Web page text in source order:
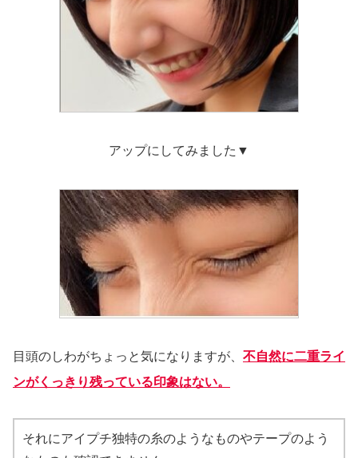
アップにしてみました▼
目頭のしわがちょっと気になりますが、 不自然に二重ライ
ンがくっきり残っている印象はない。
それにアイプチ独特の糸のようなものやテープのよう